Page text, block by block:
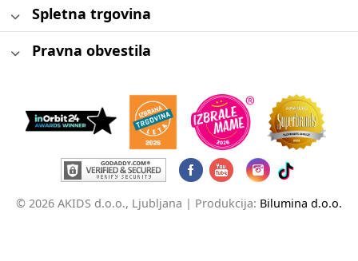
Spletna trgovina
Pravna obvestila
© 2026 AKIDS d.o.o., Ljubljana | Produkcija: Bilumina d.o.o.